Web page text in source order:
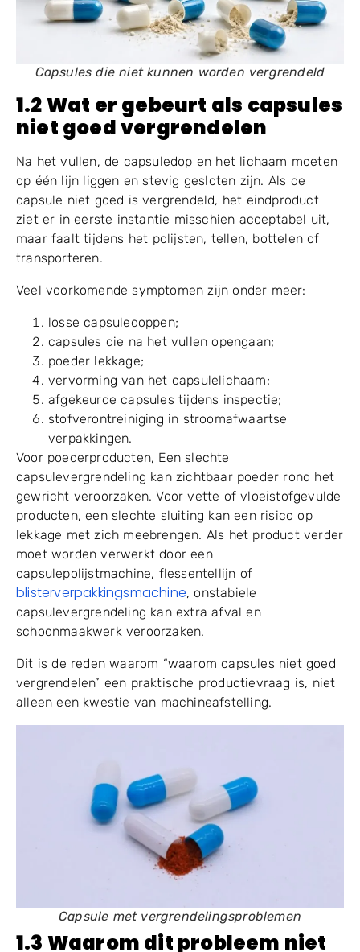
Capsules die niet kunnen worden vergrendeld
1.2 Wat er gebeurt als capsules
niet goed vergrendelen
Na het vullen, de capsuledop en het lichaam moeten
capsule niet goed is vergrendeld, het eindproduct
maar faalt tijdens het polijsten, tellen, bottelen of
transporteren.
Veel voorkomende symptomen zijn onder meer:
losse capsuledoppen;
capsules die na het vullen opengaan;
poeder lekkage;
vervorming van het capsulelichaam;
afgekeurde capsules tijdens inspectie;
stofverontreiniging in stroomafwaartse
verpakkingen.
Voor poederproducten, Een slechte
capsulevergrendeling kan zichtbaar poeder rond het
gewricht veroorzaken. Voor vette of vloeistofgevulde
producten, een slechte sluiting kan een risico op
lekkage met zich meebrengen. Als het product verder
capsulepolijstmachine, flessentellijn of
blisterverpakkingsmachine, onstabiele
capsulevergrendeling kan extra afval en
schoonmaakwerk veroorzaken.
vergrendelen” een praktische productievraag is, niet
alleen een kwestie van machineafstelling.